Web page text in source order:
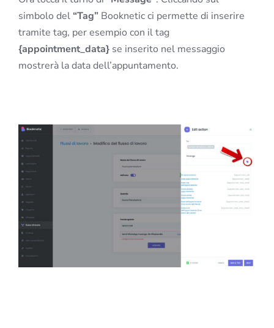
simbolo del “Tag” Booknetic ci permette di inserire
tramite tag, per esempio con il tag
{appointment_data} se inserito nel messaggio
mostrerà la data dell’appuntamento.